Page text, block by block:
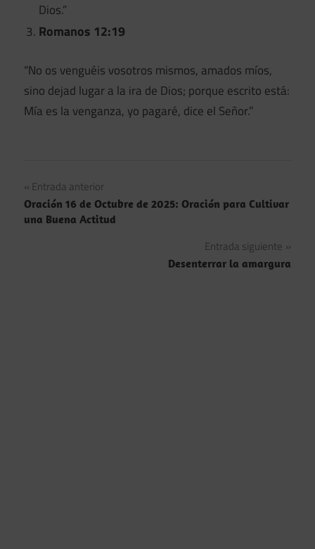
Dios.”
Romanos 12:19
“No os venguéis vosotros mismos, amados míos,
sino dejad lugar a la ira de Dios; porque escrito está:
Mía es la venganza, yo pagaré, dice el Señor.”
Navegación
de
Entrada anterior
Oración 16 de Octubre de 2025: Oración para Cultivar
una Buena Actitud
Entrada siguiente
Desenterrar la amargura